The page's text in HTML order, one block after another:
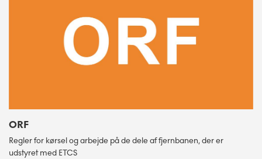
ORF
Regler for kørsel og arbejde på de dele af fjernbanen, der er
udstyret med ETCS